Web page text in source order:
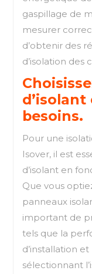
gaspillage de
mesurer
d’obtenir des
d’isolation des
besoins.
Pour une
Isover, il est
d’isolant en
Que vous
panneaux
important de
tels que la
d’installation
sélectionnant